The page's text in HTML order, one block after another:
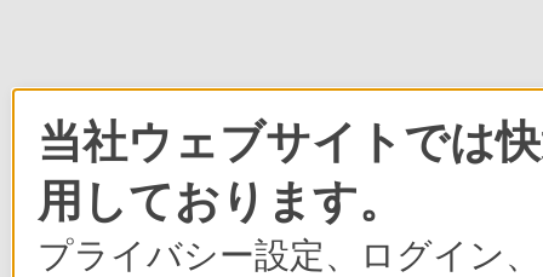
当社ウェブサイトでは
用しております。
プライバシー設定、ログイン